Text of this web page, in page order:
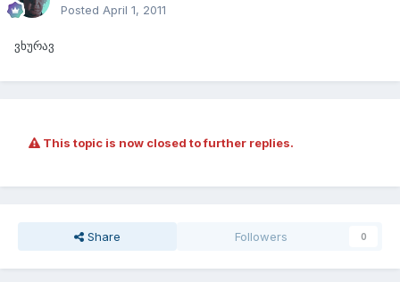
Posted April 1, 2011
ვხურავ
This topic is now closed to further replies.
Share Followers 0